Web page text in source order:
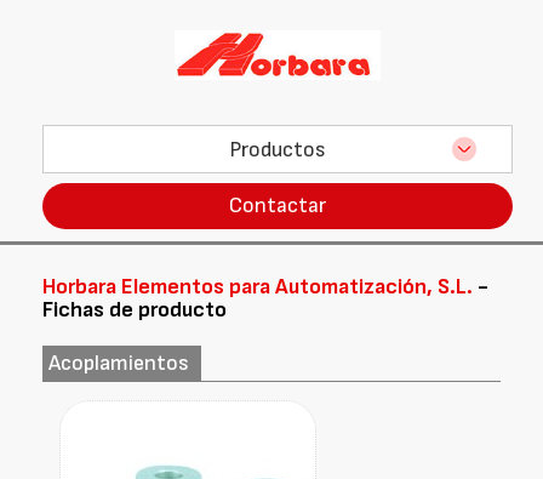
Productos
Contactar
Horbara Elementos para Automatización, S.L. -
Fichas de producto
Acoplamientos